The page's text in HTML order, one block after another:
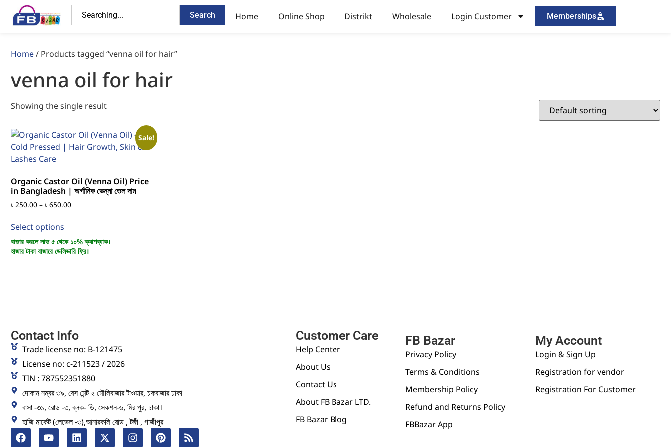
Search Home Online Shop Distrikt Wholesale Login Customer Memberships
Home/ Products tagged “venna oil for hair”
venna oil for hair
Showing the single result
Sale!
Organic Castor Oil (Venna Oil) Price
in Bangladesh | অর্গানিক ভেন্না তেল দাম
৳ 250.00 – ৳ 650.00
Select options
বাজার করলে লাভ ৫ থেকে ১০% ক্যাশব্যাক।
হাজার টাকা বাজারে ডেলিভারি ফ্রি।
Contact Info
Trade license no: B-121475
License no: c-211523 / 2026
TIN : 787552351880
দোকান নম্বর ৩৯, বেস মেন্ট ২ মৌলিবাজার টাওয়ার, চকবাজার ঢাকা
বাসা -৩১, রোড -৩, ব্লক- ডি, সেকশন-৬, মির পুর, ঢাকা।
হাজি মার্কেট (লেভেল -৩),আনারকলি রোড , টঙ্গী , গাজীপুর
Customer Care
Help Center
About Us
Contact Us
About FB Bazar LTD.
FB Bazar Blog
FB Bazar
Privacy Policy
Terms & Conditions
Membership Policy
Refund and Returns Policy
FBBazar App
My Account
Login & Sign Up
Registration for vendor
Registration For Customer